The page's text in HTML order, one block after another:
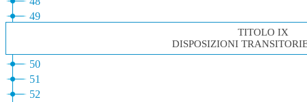
49
TITOLO IX
DISPOSIZIONI
50
51
52